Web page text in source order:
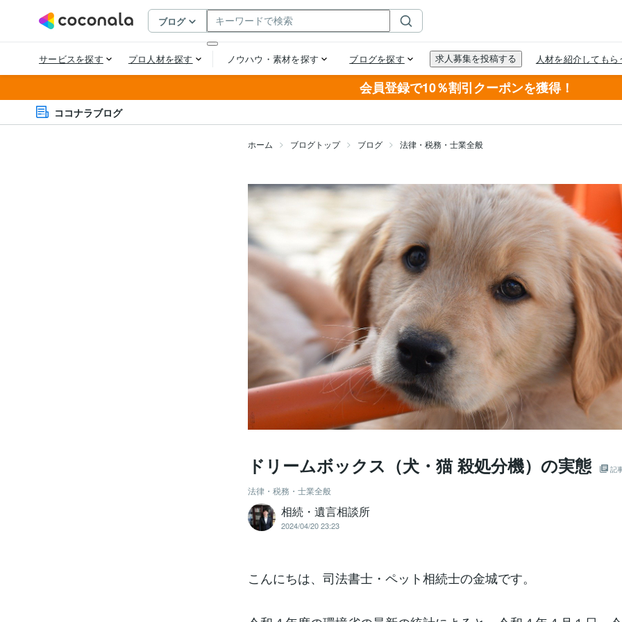
会員登録で10％割引クーポンを獲得！
ココナラブログ
ホーム ブログトップ ブログ 法律・税務・士業全般
ドリームボックス（犬・猫 殺処分機）の実態 記
法律・税務・士業全般
相続・遺言相談所
2024/04/20 23:23
こんにちは、司法書士・ペット相続士の金城です。